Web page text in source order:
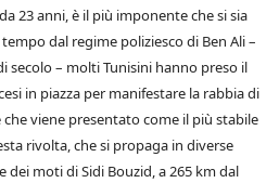
23 anni, è il più imponente che si sia
dal regime poliziesco di Ben Ali –
secolo – molti Tunisini hanno preso il
in piazza per manifestare la rabbia di
viene presentato come il più stabile
rivolta, che si propaga in diverse
dei moti di Sidi Bouzid, a 265 km dal